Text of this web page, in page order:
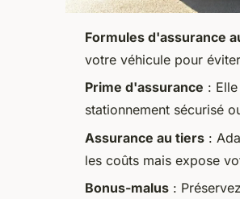
Formules d'assurance
votre véhicule pour
Prime d'assurance :
stationnement sécurisé
Assurance au tiers :
les coûts mais expose
Bonus-malus :